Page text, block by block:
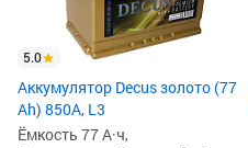
5.0
Аккумулятор Decus золото (77
Ah) 850А, L3
Ёмкость 77 А·ч,